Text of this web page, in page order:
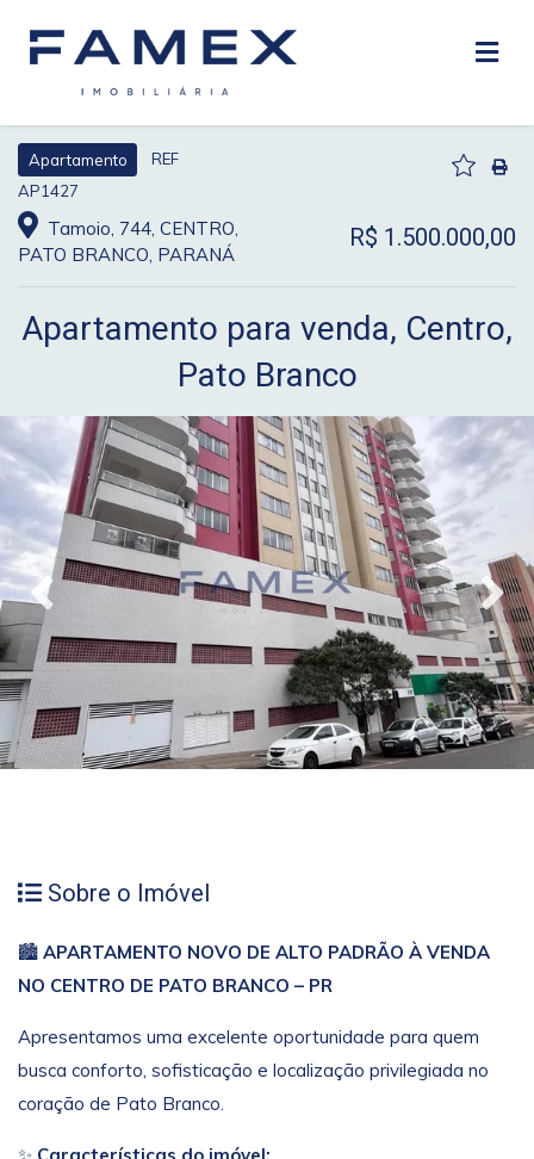
Apartamento
REF
AP1427
Tamoio, 744, CENTRO,
PATO BRANCO, PARANÁ
R$ 1.500.000,00
Apartamento para venda, Centro,
Pato Branco
Sobre o Imóvel
🏙️ APARTAMENTO NOVO DE ALTO PADRÃO À VENDA
NO CENTRO DE PATO BRANCO – PR
Apresentamos uma excelente oportunidade para quem
busca conforto, sofisticação e localização privilegiada no
coração de Pato Branco.